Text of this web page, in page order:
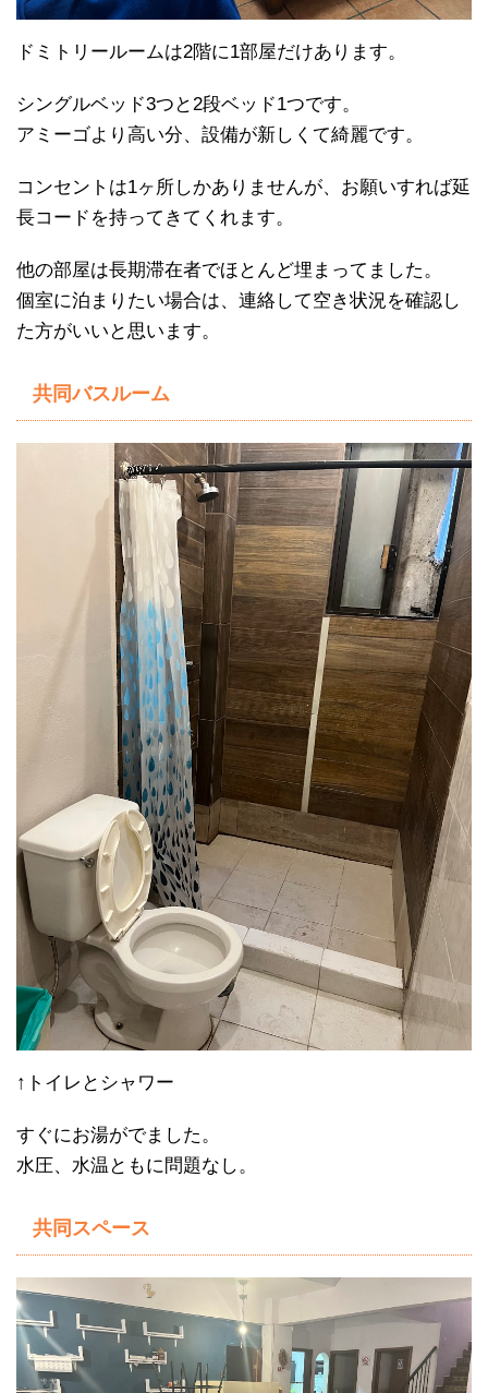
ドミトリールームは2階に1部屋だけあります。
シングルベッド3つと2段ベッド1つです。
アミーゴより高い分、設備が新しくて綺麗です。
コンセントは1ヶ所しかありませんが、お願いすれば延
長コードを持ってきてくれます。
他の部屋は長期滞在者でほとんど埋まってました。
個室に泊まりたい場合は、連絡して空き状況を確認し
た方がいいと思います。
共同バスルーム
↑トイレとシャワー
すぐにお湯がでました。
水圧、水温ともに問題なし。
共同スペース